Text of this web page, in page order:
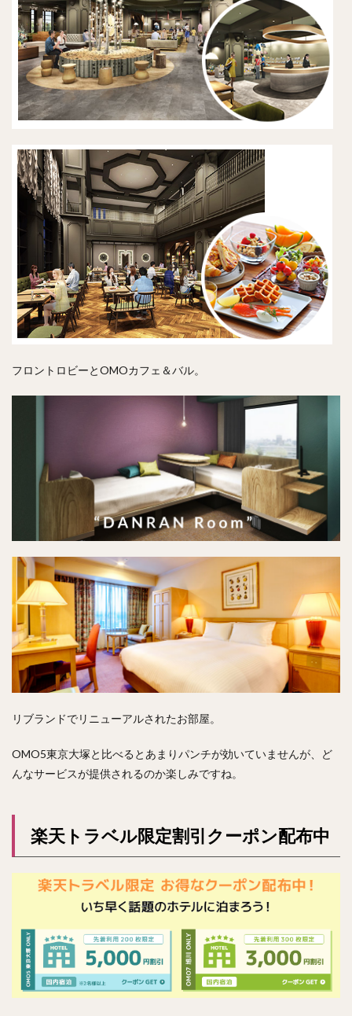
フロントロビーとOMOカフェ＆バル。
リブランドでリニューアルされたお部屋。
OMO5東京大塚と比べるとあまりパンチが効いていませんが、ど
んなサービスが提供されるのか楽しみですね。
楽天トラベル限定割引クーポン配布中